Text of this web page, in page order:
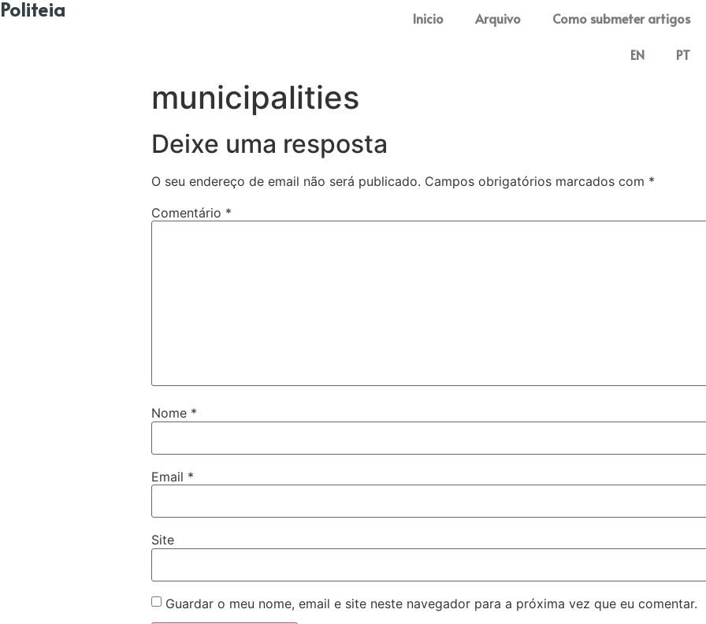
Politeia Inicio Arquivo Como submeter artigos
EN PT
municipalities
Deixe uma resposta
O seu endereço de email não será publicado. Campos obrigatórios marcados com *
Comentário *
Nome *
Email *
Site
Guardar o meu nome, email e site neste navegador para a próxima vez que eu comentar.